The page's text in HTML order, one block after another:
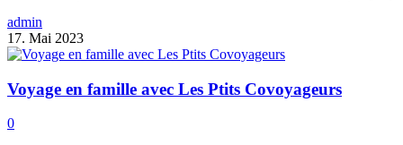
admin
17. Mai 2023
Voyage en famille avec Les Ptits Covoyageurs
0